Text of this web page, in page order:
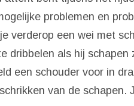
problemen en
verderop een wei met
dribbelen als hij
een schouder voor in
van de schapen.